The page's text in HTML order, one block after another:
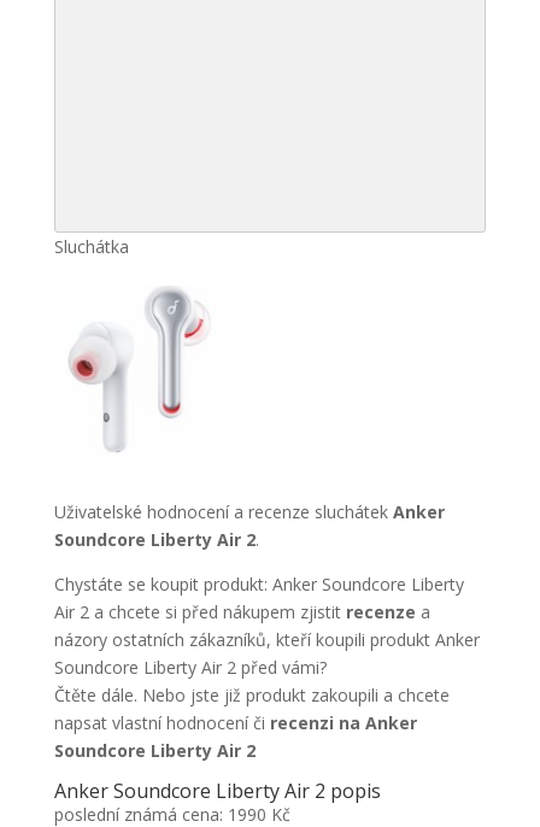
Sluchátka
Uživatelské hodnocení a recenze sluchátek Anker
Soundcore Liberty Air 2.
Chystáte se koupit produkt: Anker Soundcore Liberty
Air 2 a chcete si před nákupem zjistit recenze a
názory ostatních zákazníků, kteří koupili produkt Anker
Soundcore Liberty Air 2 před vámi?
Čtěte dále. Nebo jste již produkt zakoupili a chcete
napsat vlastní hodnocení či recenzi na Anker
Soundcore Liberty Air 2
Anker Soundcore Liberty Air 2 popis
poslední známá cena: 1990 Kč